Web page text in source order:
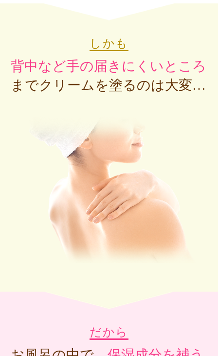
しかも
背中など手の届きにくいところ
までクリームを塗るのは大変…
だから